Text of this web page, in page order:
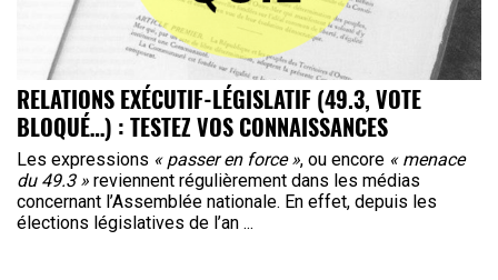
RELATIONS EXÉCUTIF-LÉGISLATIF (49.3, VOTE
BLOQUÉ…) : TESTEZ VOS CONNAISSANCES
Les expressions « passer en force », ou encore « menace
du 49.3 » reviennent régulièrement dans les médias
concernant l’Assemblée nationale. En effet, depuis les
élections législatives de l’an ...